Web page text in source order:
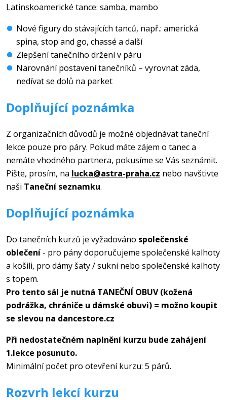
Latinskoamerické tance: samba, mambo
Nové figury do stávajících tanců, např.: americká
spina, stop and go, chassé a další
Zlepšení tanečního držení v páru
Narovnání postavení tanečníků – vyrovnat záda,
nedívat se dolů na parket
Doplňující poznámka
Z organizačních důvodů je možné objednávat taneční
lekce pouze pro páry. Pokud máte zájem o tanec a
nemáte vhodného partnera, pokusíme se Vás seznámit.
Pište, prosím, na lucka@astra-praha.cz nebo navštivte
naši Taneční seznamku.
Doplňující poznámka
Do tanečních kurzů je vyžadováno společenské
oblečení- pro pány doporučujeme společenské kalhoty
a košili, pro dámy šaty / sukni nebo společenské kalhoty
s topem.
Pro tento sál je nutná TANEČNÍ OBUV (kožená
podrážka, chrániče u dámské obuvi) = možno koupit
se slevou na dancestore.cz
Při nedostatečném naplnění kurzu bude zahájení
1.lekce posunuto.
Minimální počet pro otevření kurzu: 5 párů.
Rozvrh lekcí kurzu